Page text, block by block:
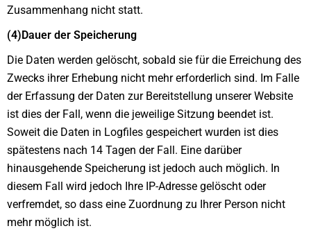
Zusammenhang nicht statt.
(4)Dauer der Speicherung
Die Daten werden gelöscht, sobald sie für die Erreichung des
Zwecks ihrer Erhebung nicht mehr erforderlich sind. Im Falle
der Erfassung der Daten zur Bereitstellung unserer Website
ist dies der Fall, wenn die jeweilige Sitzung beendet ist.
Soweit die Daten in Logfiles gespeichert wurden ist dies
spätestens nach 14 Tagen der Fall. Eine darüber
hinausgehende Speicherung ist jedoch auch möglich. In
diesem Fall wird jedoch Ihre IP-Adresse gelöscht oder
verfremdet, so dass eine Zuordnung zu Ihrer Person nicht
mehr möglich ist.